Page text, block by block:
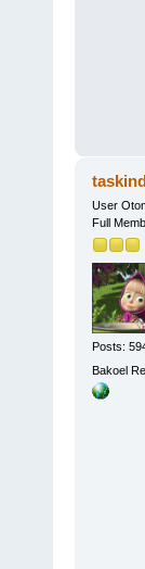
User
Full
Posts:
Bakoel